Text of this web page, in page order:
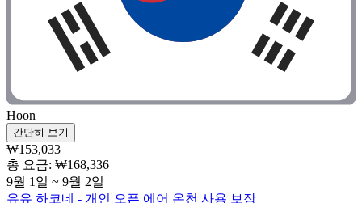
Hoon
간단히 보기
₩153,033
총 요금: ₩168,336
9월 1일 ~ 9월 2일
유유 하코네 - 개인 오픈 에어 온천 사용 보장